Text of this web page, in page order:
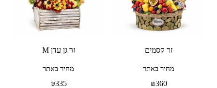
זר קסמים
מחיר באתר
₪360
זר גן עדן M
מחיר באתר
₪335